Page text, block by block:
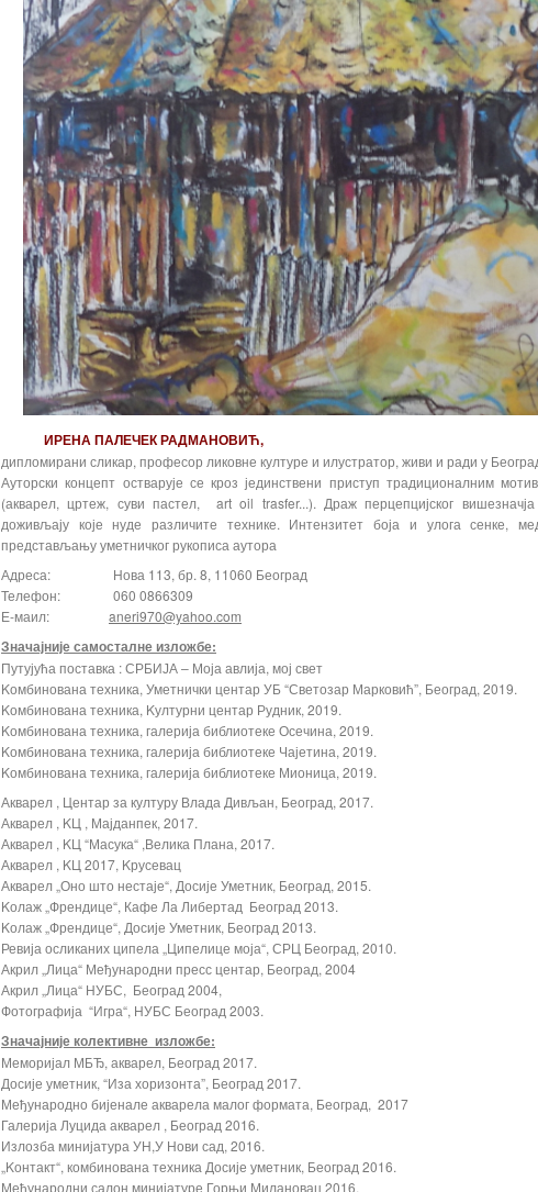
ИРЕНА ПАЛЕЧЕК РАДМАНОВИЋ,
дипломирани сликар, професор ликовне културе и илустратор, живи и ради у
Ауторски концепт остварује се кроз јединствени приступ традиционалним
(акварел, цртеж, суви пастел, art oil trasfer...). Драж перцепцијског
доживљају које нуде различите технике. Интензитет боја и улога сенке,
представљању уметничког рукописа аутора
Адреса: Нова 113, бр. 8, 11060 Београд
Телефон: 060 0866309
Е-маил: aneri970@yahoo.com
Значајније самосталне изложбе:
Путујућа поставка : СРБИЈА – Моја авлија, мој свет
Kомбинована техника, Уметнички центар УБ “Светозар Марковић”, Београд, 2019.
Kомбинована техника, Kултурни центар Рудник, 2019.
Kомбинована техника, галерија библиотеке Осечина, 2019.
Kомбинована техника, галерија библиотеке Чајетина, 2019.
Kомбинована техника, галерија библиотеке Мионица, 2019.
Акварел , Центар за културу Влада Дивљан, Београд, 2017.
Акварел , KЦ , Мајданпек, 2017.
Акварел , KЦ “Масука“ ,Велика Плана, 2017.
Акварел , KЦ 2017, Kрусевац
Акварел „Оно што нестаје“, Досије Уметник, Београд, 2015.
Kолаж „Френдице“, Кафе Ла Либертад Београд 2013.
Kолаж „Френдице“, Досије Уметник, Београд 2013.
Ревија осликаних ципела „Ципелице моја“, СРЦ Београд, 2010.
Акрил „Лица“ Међународни пресс центар, Београд, 2004
Акрил „Лица“ НУБС, Београд 2004,
Фотографија “Игра“, НУБС Београд 2003.
Значајније колективне изложбе:
Меморијал МБЂ, акварел, Београд 2017.
Досије уметник, “Иза хоризонта”, Београд 2017.
Међународно бијенале акварела малог формата, Београд, 2017
Галерија Луцида акварел , Београд 2016.
Излозба минијатура УН,У Нови сад, 2016.
„Kонтакт“, комбинована техника Досије уметник, Београд 2016.
Међународни салон минијатуре Горњи Милановац 2016.